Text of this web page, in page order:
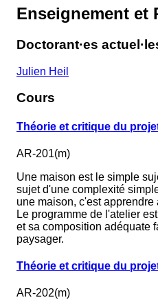
Enseignement et
Doctorant·es
Julien Heil
Cours
Théorie et critique du
AR-201(m)
Une maison est le simple
sujet d'une complexité
une maison, c'est
Le programme de l'atelier
et sa composition adéquate
paysager.
Théorie et critique du
AR-202(m)